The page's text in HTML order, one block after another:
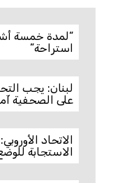
استراحة”
لبنان: يجب
على الصحفية
الاتحاد
الاستجابة